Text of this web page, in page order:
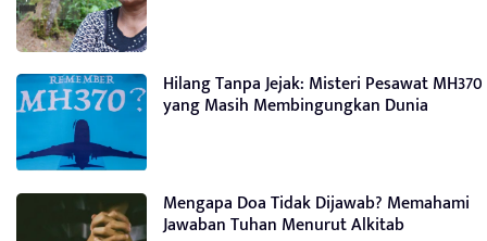
Hilang Tanpa Jejak: Misteri Pesawat MH370
yang Masih Membingungkan Dunia
Mengapa Doa Tidak Dijawab? Memahami
Jawaban Tuhan Menurut Alkitab